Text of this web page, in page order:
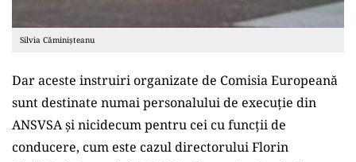
Silvia Căminișteanu
Dar aceste instruiri organizate de Comisia Europeană
sunt destinate numai personalului de execuție din
ANSVSA și nicidecum pentru cei cu funcții de
conducere, cum este cazul directorului Florin